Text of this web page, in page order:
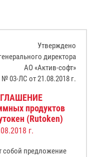
Утверждено
директора
АО «Актив-софт»
№ 03-ЛС от 21.08.2018 г.
продуктов
(Rutoken)
г.
собой предложение